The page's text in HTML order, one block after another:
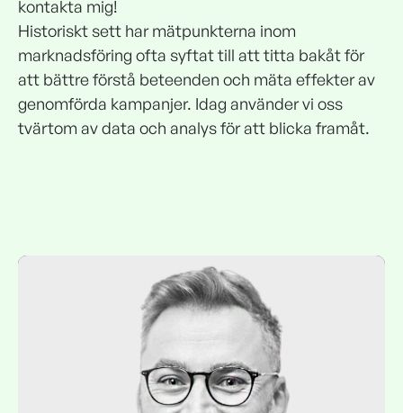
kontakta mig!
Historiskt sett har mätpunkterna inom
marknadsföring ofta syftat till att titta bakåt för
att bättre förstå beteenden och mäta effekter av
genomförda kampanjer. Idag använder vi oss
tvärtom av data och analys för att blicka framåt.